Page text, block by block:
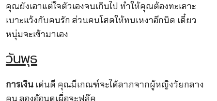
คุณยังเอาแต่ใจตัวเองจนเกินไป ทำให้คุณต้องทะเลาะ
เบาะแว้งกับคนรัก ส่วนคนโสดให้ทนเหงาอีกนิด เดี๋ยว
หนุ่มจะเข้ามาเอง
วันพุธ
การเงินเด่นดี คุณมีเกณฑ์จะได้ลาภจากผู้หญิงวัยกลาง